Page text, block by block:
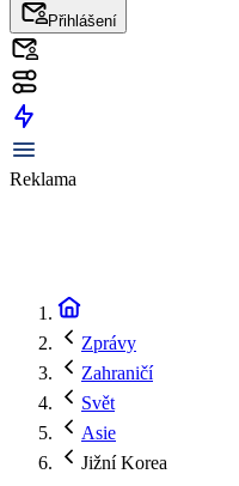
Přihlášení
Reklama
Zprávy
Zahraničí
Svět
Asie
Jižní Korea